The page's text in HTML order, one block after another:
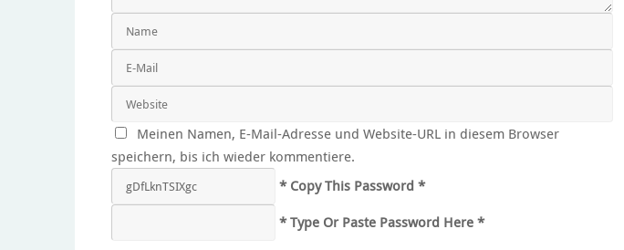
Meinen Namen, E-Mail-Adresse und Website-URL in diesem Browser
speichern, bis ich wieder kommentiere.
* Copy This Password *
* Type Or Paste Password Here *